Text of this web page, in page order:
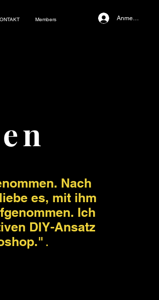
Members Anmelden
Nach
es, mit ihm
Ich
DIY-Ansatz
.